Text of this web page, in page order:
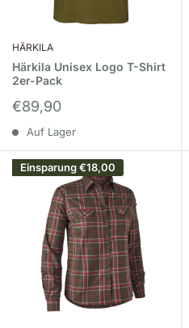
HÄRKILA
Härkila Unisex Logo T-Shirt
2er-Pack
Sonderpreis
€89,90
Auf Lager
Einsparung€18,00